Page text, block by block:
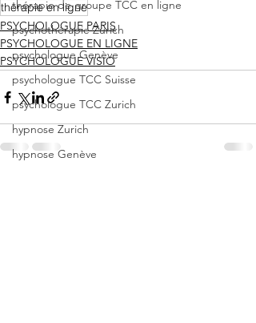
thérapie de groupe TCC en ligne
psychothérapie Zurich
psychologue Genève
psychologue TCC Suisse
psychologue TCC Zurich
hypnose Zurich
hypnose Genève
therapie en ligne
PSYCHOLOGUE PARIS
PSYCHOLOGUE EN LIGNE
PSYCHOLOGUE VISIO